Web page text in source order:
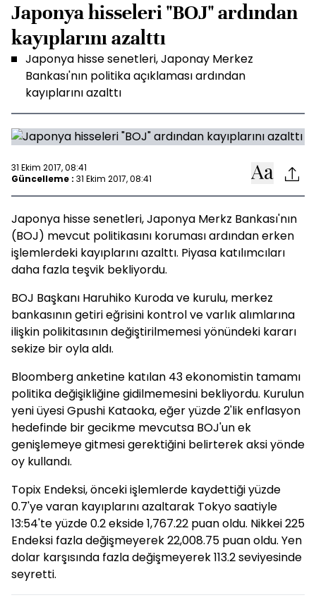
Japonya hisseleri "BOJ" ardından
kayıplarını azalttı
Japonya hisse senetleri, Japonay Merkez
Bankası'nın politika açıklaması ardından
kayıplarını azalttı
31 Ekim 2017, 08:41
Güncelleme : 31 Ekim 2017, 08:41
Japonya hisse senetleri, Japonya Merkz Bankası'nın
(BOJ) mevcut politikasını koruması ardından erken
işlemlerdeki kayıplarını azalttı. Piyasa katılımcıları
daha fazla teşvik bekliyordu.
BOJ Başkanı Haruhiko Kuroda ve kurulu, merkez
bankasının getiri eğrisini kontrol ve varlık alımlarına
ilişkin polikitasının değiştirilmemesi yönündeki kararı
sekize bir oyla aldı.
Bloomberg anketine katılan 43 ekonomistin tamamı
politika değişikliğine gidilmemesini bekliyordu. Kurulun
yeni üyesi Gpushi Kataoka, eğer yüzde 2'lik enflasyon
hedefinde bir gecikme mevcutsa BOJ'un ek
genişlemeye gitmesi gerektiğini belirterek aksi yönde
oy kullandı.
Topix Endeksi, önceki işlemlerde kaydettiği yüzde
0.7'ye varan kayıplarını azaltarak Tokyo saatiyle
13:54'te yüzde 0.2 ekside 1,767.22 puan oldu. Nikkei 225
Endeksi fazla değişmeyerek 22,008.75 puan oldu. Yen
dolar karşısında fazla değişmeyerek 113.2 seviyesinde
seyretti.